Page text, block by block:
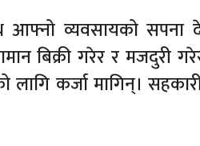
आफ्नो व्यवसायको सपना
बिक्री गरेर र मजदुरी
कर्जा मागिन्।